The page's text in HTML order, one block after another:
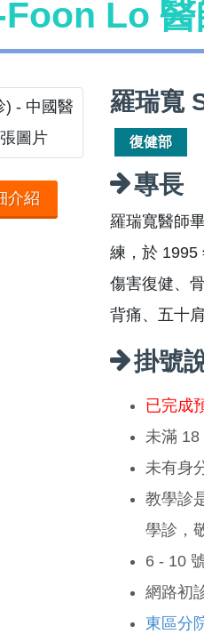
Lo
介紹
羅瑞寬
復健部
專長
羅瑞寬醫師
練，於 1995
傷害復健、
背痛、五十
掛號
已完成
未滿 18
未有身
教學診
學診，
6 - 10
網路初
東區分